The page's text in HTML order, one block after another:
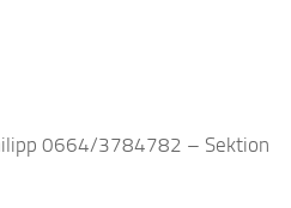
0664/3784782 – Sektion